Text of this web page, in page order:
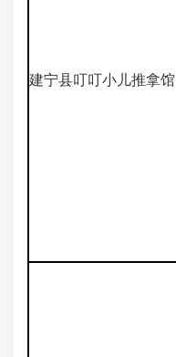
建宁县叮叮小儿推拿馆